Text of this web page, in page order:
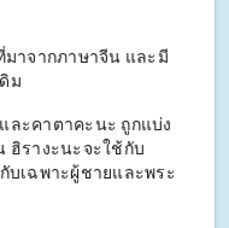
มาจากภาษาจีน และมี
ม
ะคาตาคะนะ ถูกแบ่ง
ฮิรางะนะจะใช้กับ
บเฉพาะผู้ชายและพระ